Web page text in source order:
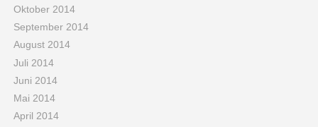
Oktober 2014
September 2014
August 2014
Juli 2014
Juni 2014
Mai 2014
April 2014